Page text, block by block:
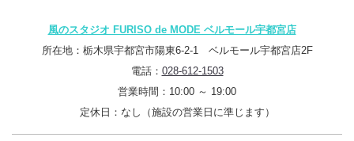
風のスタジオ FURISO de MODE ベルモール宇都宮店
所在地：栃木県宇都宮市陽東6-2-1 ベルモール宇都宮店2F
電話： 028-612-1503
営業時間：10:00 ～ 19:00
定休日：なし（施設の営業日に準じます）